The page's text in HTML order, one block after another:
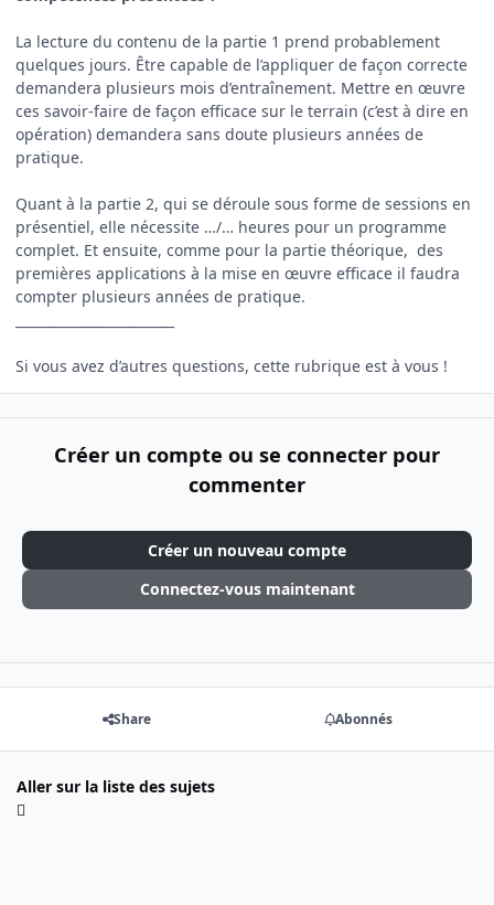
La lecture du contenu de la partie 1 prend probablement
quelques jours. Être capable de l’appliquer de façon correcte
demandera plusieurs mois d’entraînement. Mettre en œuvre
ces savoir-faire de façon efficace sur le terrain (c’est à dire en
opération) demandera sans doute plusieurs années de
pratique.
Quant à la partie 2, qui se déroule sous forme de sessions en
présentiel, elle nécessite …/… heures pour un programme
complet. Et ensuite, comme pour la partie théorique, des
premières applications à la mise en œuvre efficace il faudra
compter plusieurs années de pratique.
Si vous avez d’autres questions, cette rubrique est à vous !
Créer un compte ou se connecter pour
commenter
Créer un nouveau compte
Connectez-vous maintenant
Share Abonnés
Aller sur la liste des sujets